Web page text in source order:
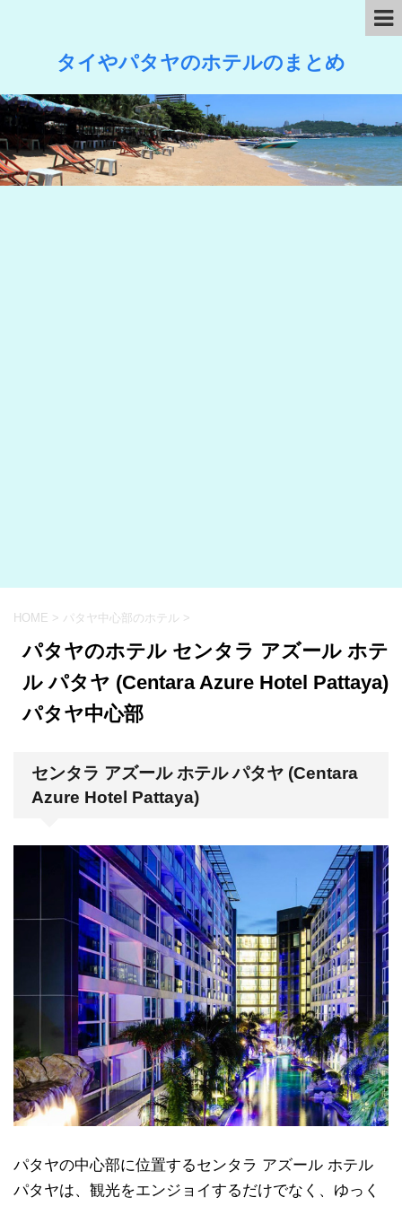
タイやパタヤのホテルのまとめ
HOME > パタヤ中心部のホテル >
パタヤのホテル センタラ アズール ホテ
ル パタヤ (Centara Azure Hotel Pattaya)
パタヤ中心部
センタラ アズール ホテル パタヤ (Centara
Azure Hotel Pattaya)
パタヤの中心部に位置するセンタラ アズール ホテル
パタヤは、観光をエンジョイするだけでなく、ゆっく